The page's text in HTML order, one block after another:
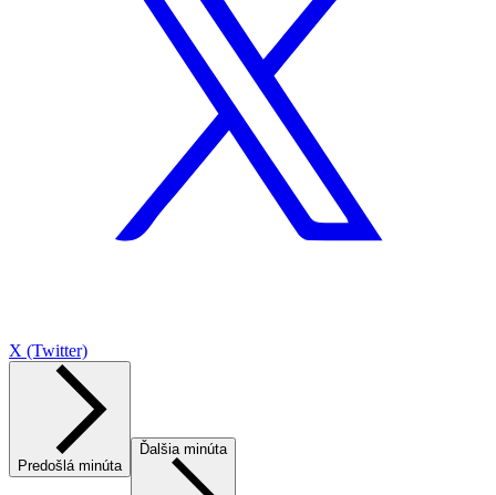
X (Twitter)
Predošlá minúta
Ďalšia minúta